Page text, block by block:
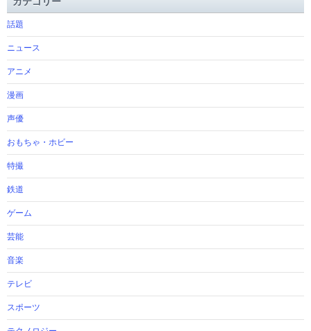
話題
ニュース
アニメ
漫画
声優
おもちゃ・ホビー
特撮
鉄道
ゲーム
芸能
音楽
テレビ
スポーツ